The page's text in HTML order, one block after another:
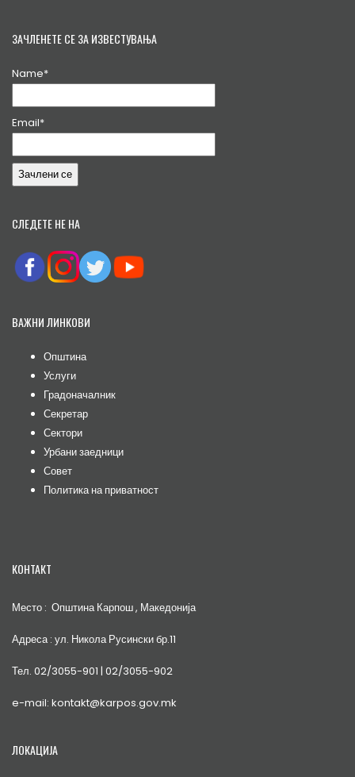
ЗАЧЛЕНЕТЕ СЕ ЗА ИЗВЕСТУВАЊА
Name*
Email*
СЛЕДЕТЕ НЕ НА
ВАЖНИ ЛИНКОВИ
Општина
Услуги
Градоначалник
Секретар
Сектори
Урбани заедници
Совет
Политика на приватност
КОНТАКТ
Место : Општина Карпош , Македонија
Адреса : ул. Никола Русински бр.11
Тел. 02/3055-901 | 02/3055-902
e-mail: kontakt@karpos.gov.mk
ЛОКАЦИЈА